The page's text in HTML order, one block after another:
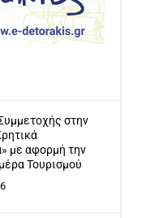
στην
με αφορμή την
Τουρισμού